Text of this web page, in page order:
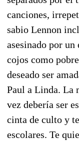
canciones,
sabio Lennon
asesinado por
cojos como
deseado ser
Paul a Linda. La
vez debería ser
cinta de culto y
escolares. Te